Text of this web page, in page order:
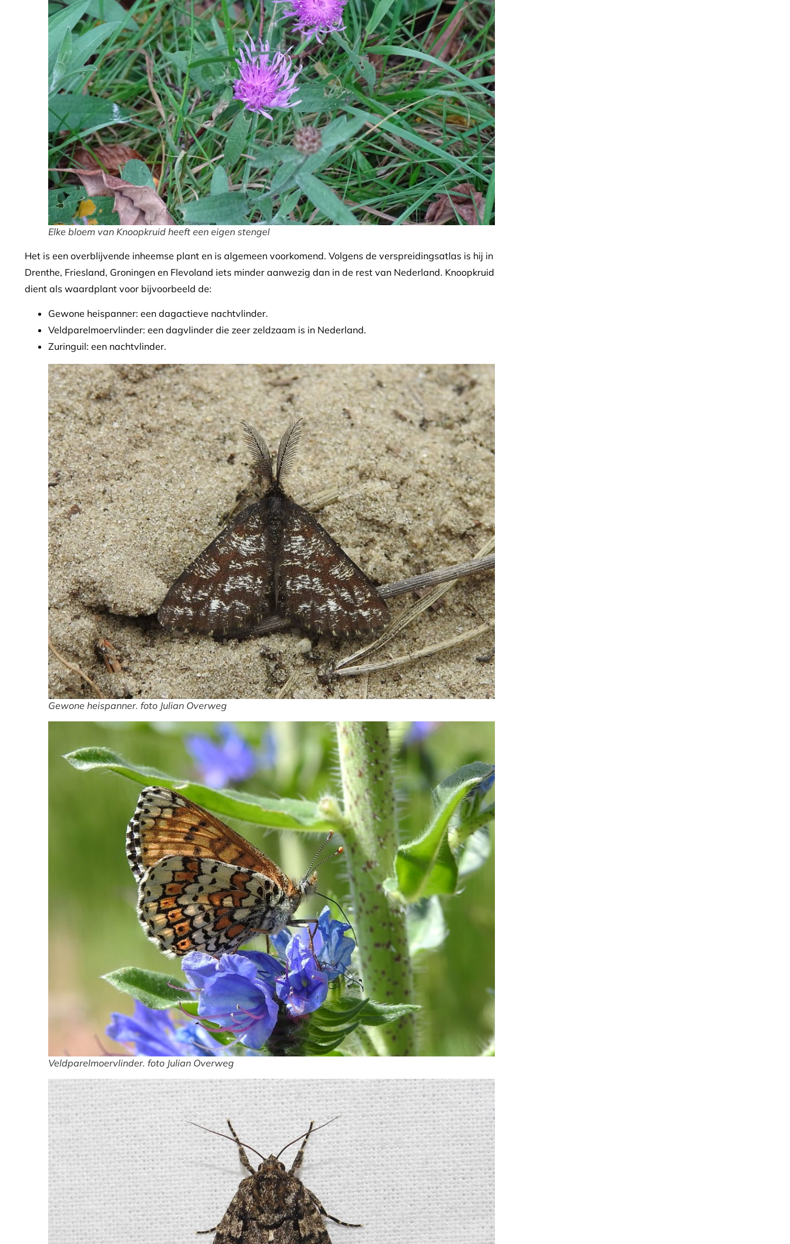
Elke bloem van Knoopkruid heeft een eigen stengel
Het is een overblijvende inheemse plant en is algemeen voorkomend. Volgens de verspreidingsatlas is hij in
Drenthe, Friesland, Groningen en Flevoland iets minder aanwezig dan in de rest van Nederland. Knoopkruid
dient als waardplant voor bijvoorbeeld de:
Gewone heispanner: een dagactieve nachtvlinder.
Veldparelmoervlinder: een dagvlinder die zeer zeldzaam is in Nederland.
Zuringuil: een nachtvlinder.
Gewone heispanner. foto Julian Overweg
Veldparelmoervlinder. foto Julian Overweg